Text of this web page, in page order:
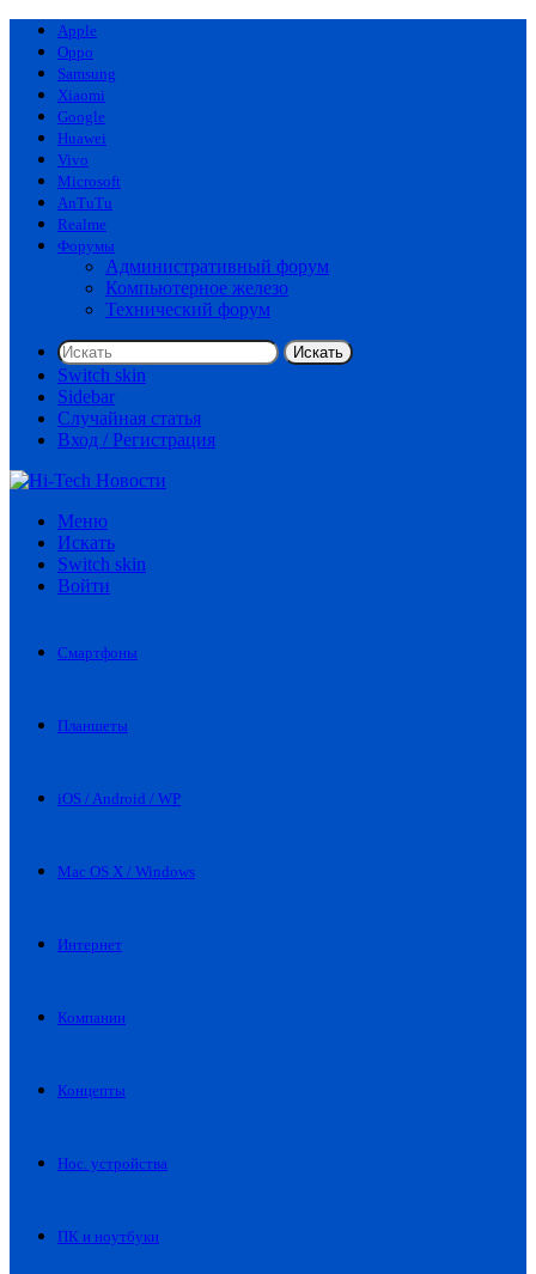
Apple
Oppo
Samsung
Xiaomi
Google
Huawei
Vivo
Microsoft
AnTuTu
Realme
Форумы
Административный форум
Компьютерное железо
Технический форум
Искать
Switch skin
Sidebar
Случайная статья
Вход / Регистрация
Меню
Искать
Switch skin
Войти
Смартфоны
Планшеты
iOS / Android / WP
Mac OS X / Windows
Интернет
Компании
Концепты
Нос. устройства
ПК и ноутбуки